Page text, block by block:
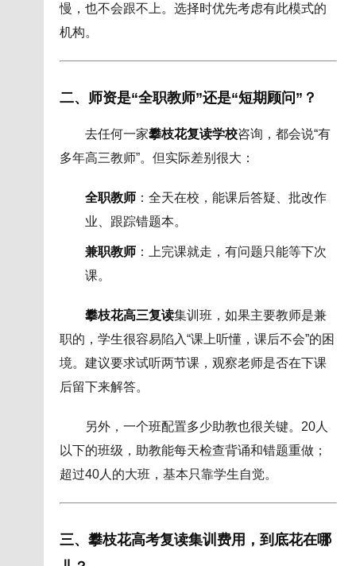
慢，也不会跟不上。选择时优先考虑有此模式的
机构。
二、师资是“全职教师”还是“短期顾问”？
去任何一家攀枝花复读学校咨询，都会说“有
多年高三教师”。但实际差别很大：
全职教师：全天在校，能课后答疑、批改作
业、跟踪错题本。
兼职教师：上完课就走，有问题只能等下次
课。
攀枝花高三复读集训班，如果主要教师是兼
职的，学生很容易陷入“课上听懂，课后不会”的困
境。建议要求试听两节课，观察老师是否在下课
后留下来解答。
另外，一个班配置多少助教也很关键。20人
以下的班级，助教能每天检查背诵和错题重做；
超过40人的大班，基本只靠学生自觉。
三、攀枝花高考复读集训费用，到底花在哪